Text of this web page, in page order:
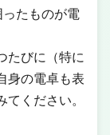
たものが電
たびに（特に
身の電卓も表
ください。